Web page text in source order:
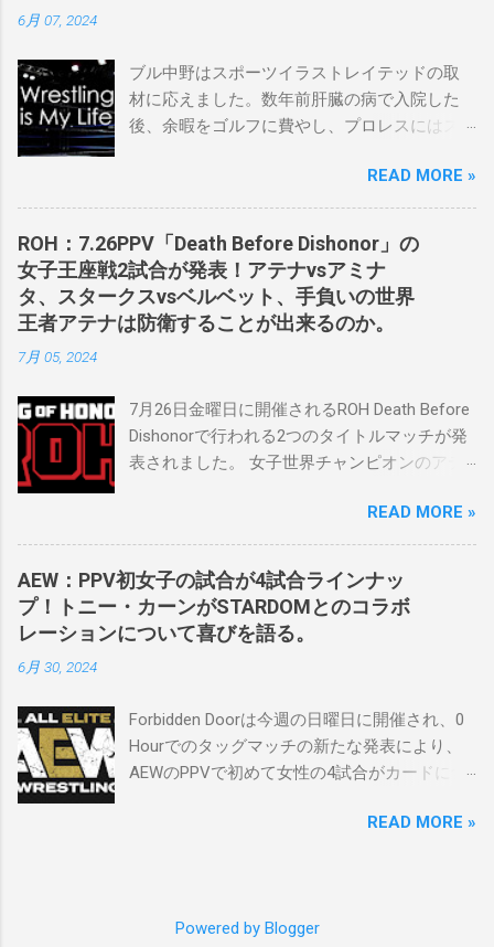
6月 07, 2024
ブル中野はスポーツイラストレイテッドの取
材に応えました。数年前肝臓の病で入院した
後、余暇をゴルフに費やし、プロレスにはス
ました。なお、新しいプロモーションは無限
の可能性に満ちており、先日WWEのニック・
カーン社長にスカウトされました。 「私は
2023年にスケバンのコミッショナーに任命さ
れました。スケバンの醍醐味は、日本独自の
文化の過去、現在、未来をリング上で見るこ
とができることです。何十年も前のスケバン
好きです。」 彼女は今、スケバンで重要な役
割を果たしています。 「今活躍している選手
をとても誇りに思い、応援しています。私の
ケバンのレスラーばかりです。私は彼らを私
の子供のように考えている」。 スケバンの最
新のショーは5月末に行われました。日本の女
子プロレスリーグがロサンゼルスでデビュー
し、5試合のカードが YouTube で公開されてい
野が見守る中、クラッシュ・ユウ選手を相手
にタイトル防衛に成功しました。 「スケバン
レスラーには無限の可能性を感じます。若く
スケバンがどこまで行くのか、コミッショナ
READ MORE »
ROH：7.26PPV「Death Before Dishonor」の
女子王座戦2試合が発表！アテナvsアミナ
タ、スタークスvsベルベット、手負いの世界
王者アテナは防衛することが出来るのか。
7月 05, 2024
7月26日金曜日に開催されるROH Death Before
Dishonorで行われる2つのタイトルマッチが発
表されました。 女子世界チャンピオンのアテ
を防衛することになりました。この試合は木
曜日のROHで発表されました。アテナは5月か
ら活動を休止しており、リング上での欠場は
ストーリー上の負傷が原因とされています。
女子世界チャンピオンは5月の最後の試合で怪
我の恐怖に苦しみましたが、それはストーリ
Dishonorでタイトルを防衛します。PPVでレッ
ド・ベルベッドを相手にROH Women's TV 王
座の防衛戦を行います。 木曜日の放送では、
Championship Proving Groundの試合でウィー
ていません。 Wrestling Observer
READ MORE »
AEW：PPV初女子の試合が4試合ラインナッ
プ！トニー・カーンがSTARDOMとのコラボ
レーションについて喜びを語る。
6月 30, 2024
Forbidden Doorは今週の日曜日に開催され、0
Hourでのタッグマッチの新たな発表により、
AEWのPPVで初めて女性の4試合がカードに含
行われたメディアとの電話会議で、AEWのト
ンについて話すと、私はとても興奮していま
READ MORE »
Powered by Blogger